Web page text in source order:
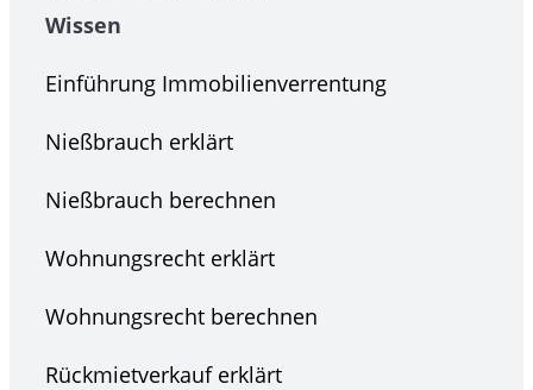
Wissen
Einführung Immobilienverrentung
Nießbrauch erklärt
Nießbrauch berechnen
Wohnungsrecht erklärt
Wohnungsrecht berechnen
Rückmietverkauf erklärt